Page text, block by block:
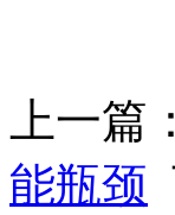
上一篇：
能瓶颈